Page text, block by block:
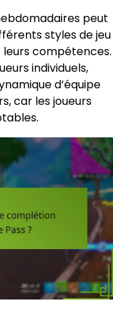
peut
styles de jeu
compétences.
individuels,
d’équipe
car les joueurs